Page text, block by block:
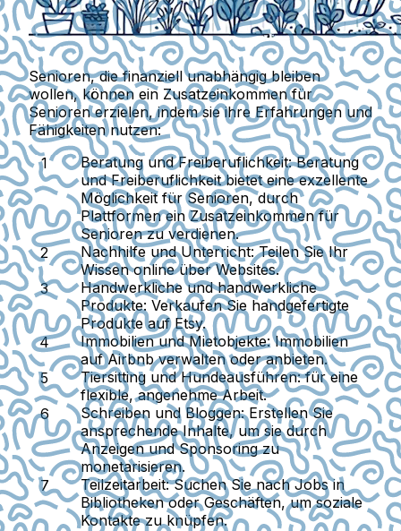
Senioren, die finanziell unabhängig bleiben
wollen, können ein Zusatzeinkommen für
Senioren erzielen, indem sie ihre Erfahrungen und
Fähigkeiten nutzen:
Beratung und Freiberuflichkeit:Beratung
und Freiberuflichkeit bietet eine exzellente
Möglichkeit für Senioren, durch
Plattformen ein Zusatzeinkommen für
Senioren zu verdienen.
Nachhilfe und Unterricht:Teilen Sie Ihr
Wissen online über Websites.
Handwerkliche und handwerkliche
Produkte: Verkaufen Sie handgefertigte
Produkte auf Etsy.
Immobilien und Mietobjekte:Immobilien
auf Airbnb verwalten oder anbieten.
Tiersitting und Hundeausführen:für eine
flexible, angenehme Arbeit.
Schreiben und Bloggen:Erstellen Sie
ansprechende Inhalte, um sie durch
Anzeigen und Sponsoring zu
monetarisieren.
Teilzeitarbeit:Suchen Sie nach Jobs in
Bibliotheken oder Geschäften, um soziale
Kontakte zu knüpfen.